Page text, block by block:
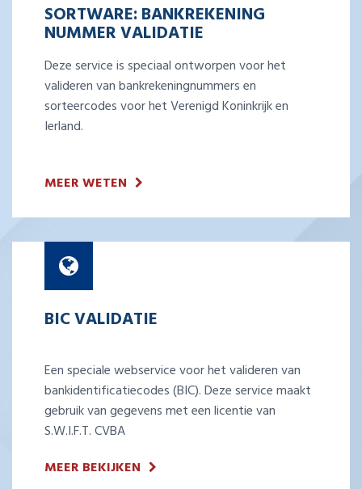
SORTWARE: BANKREKENING
NUMMER VALIDATIE
Deze service is speciaal ontworpen voor het
valideren van bankrekeningnummers en
sorteercodes voor het Verenigd Koninkrijk en
Ierland.
MEER WETEN
BIC VALIDATIE
Een speciale webservice voor het valideren van
bankidentificatiecodes (BIC). Deze service maakt
gebruik van gegevens met een licentie van
S.W.I.F.T. CVBA
MEER BEKIJKEN